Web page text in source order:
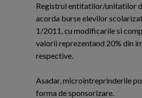
Registrul entitatilor/unitatilor
acorda burse elevilor
1/2011, cu modificarile si
valorii reprezentand 20% din
respective.
Asadar, microintreprinderile
forma de sponsorizare.